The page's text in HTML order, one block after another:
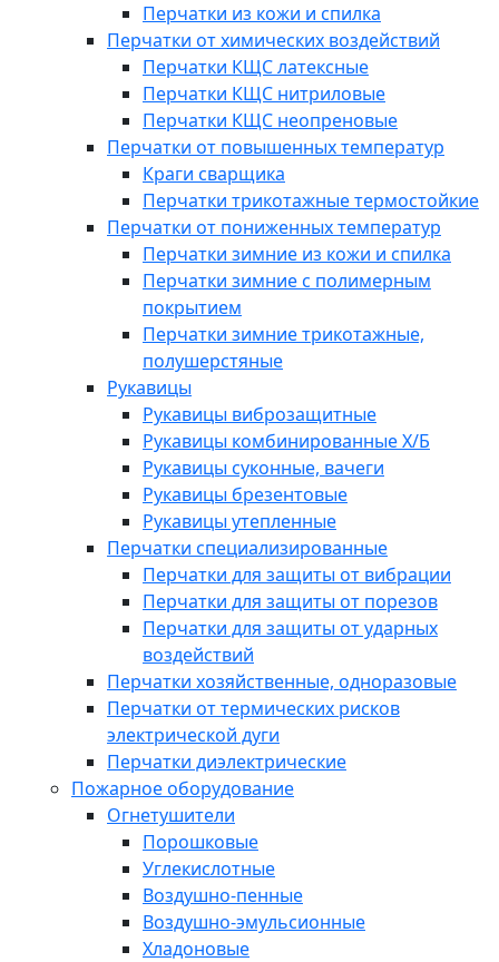
Перчатки из кожи и спилка
Перчатки от химических воздействий
Перчатки КЩС латексные
Перчатки КЩС нитриловые
Перчатки КЩС неопреновые
Перчатки от повышенных температур
Краги сварщика
Перчатки трикотажные термостойкие
Перчатки от пониженных температур
Перчатки зимние из кожи и спилка
Перчатки зимние с полимерным
покрытием
Перчатки зимние трикотажные,
полушерстяные
Рукавицы
Рукавицы виброзащитные
Рукавицы комбинированные Х/Б
Рукавицы суконные, вачеги
Рукавицы брезентовые
Рукавицы утепленные
Перчатки специализированные
Перчатки для защиты от вибрации
Перчатки для защиты от порезов
Перчатки для защиты от ударных
воздействий
Перчатки хозяйственные, одноразовые
Перчатки от термических рисков
электрической дуги
Перчатки диэлектрические
Пожарное оборудование
Огнетушители
Порошковые
Углекислотные
Воздушно-пенные
Воздушно-эмульсионные
Хладоновые